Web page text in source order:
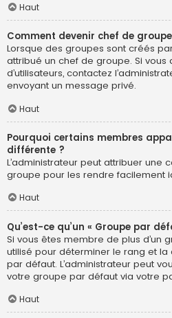
Haut
Comment devenir chef de
Lorsque des groupes sont créés
attribué un chef de groupe. Si
d’utilisateurs, contactez
envoyant un message privé.
Haut
Pourquoi certains membres
différente ?
L’administrateur peut attribuer une
groupe pour les rendre facilement
Haut
Qu’est-ce qu’un « Groupe par
Si vous êtes membre de plus d’un
utilisé pour déterminer le rang et
par défaut. L’administrateur peut
votre groupe par défaut via votre
Haut